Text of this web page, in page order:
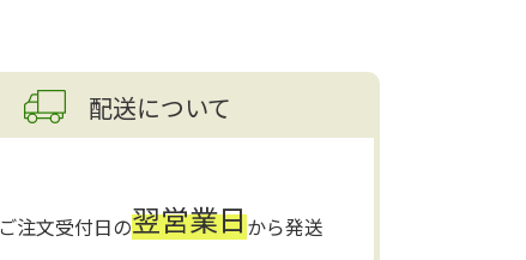
配送について
ご注文受付日の翌営業日から発送